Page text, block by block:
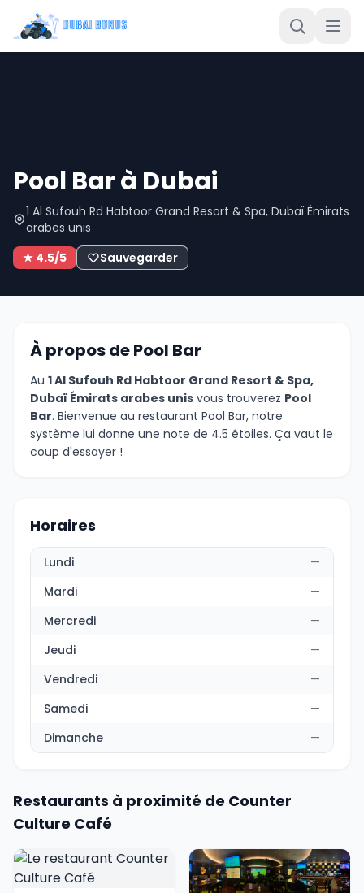
Pool Bar à Dubai
1 Al Sufouh Rd Habtoor Grand Resort & Spa, Dubaï Émirats
arabes unis
★ 4.5/5
Sauvegarder
À propos de Pool Bar
Au 1 Al Sufouh Rd Habtoor Grand Resort & Spa,
Dubaï Émirats arabes unis vous trouverez Pool
Bar. Bienvenue au restaurant Pool Bar, notre
système lui donne une note de 4.5 étoiles. Ça vaut le
coup d'essayer !
Horaires
Lundi
—
Mardi
—
Mercredi
—
Jeudi
—
Vendredi
—
Samedi
—
Dimanche
—
Restaurants à proximité de Counter
Culture Café